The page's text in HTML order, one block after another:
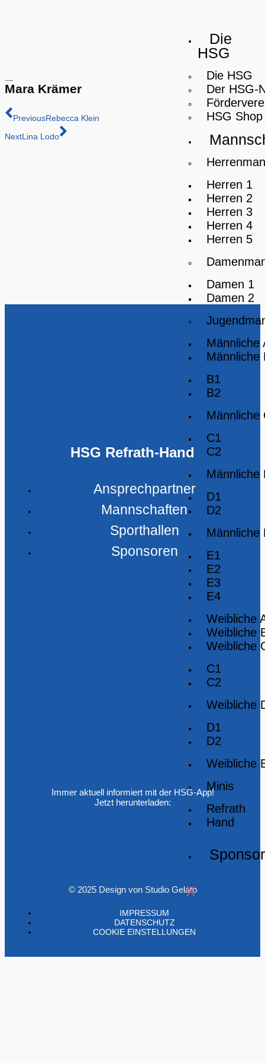
Die
HSG
Die HSG
Der HSG-
HSG Shop
Herren 1
Herren 2
Herren 3
Herren 4
Herren 5
Damen 1
Damen 2
Männliche
Männliche
B1
B2
Männliche
C1
C2
Männliche
D1
D2
Männliche
E1
E2
E3
E4
Weibliche
Weibliche
Weibliche
C1
C2
Weibliche
D1
D2
Weibliche
Minis
Refrath
Hand
X
Mara Krämer
PreviousRebecca Klein
NextLina Lodo
HSG Refrath-Hand
Ansprechpartner
Mannschaften
Sporthallen
Sponsoren
Immer aktuell informiert mit der HSG-App!
Jetzt herunterladen:
© 2025 Design von Studio Gelato
IMPRESSUM
DATENSCHUTZ
COOKIE EINSTELLUNGEN